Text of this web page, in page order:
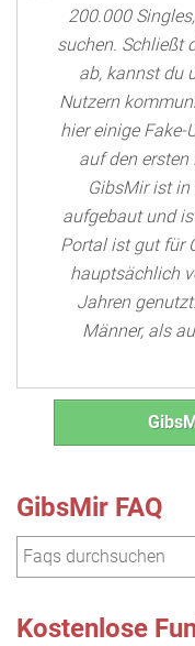
200.000
suchen. Schließt
ab, kannst du
Nutzern
hier einige Fake-
auf den
GibsMir ist in
aufgebaut und
Portal ist gut für
hauptsächlich
Jahren
Männer, als
GibsMir FAQ
Kostenlose